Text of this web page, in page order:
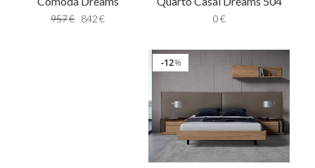
957€ 842€ 0€
%
12